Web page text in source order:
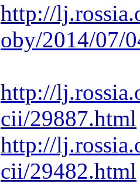
http://
oby/2014/07/
http://
cii/29887.html
http://
cii/29482.html